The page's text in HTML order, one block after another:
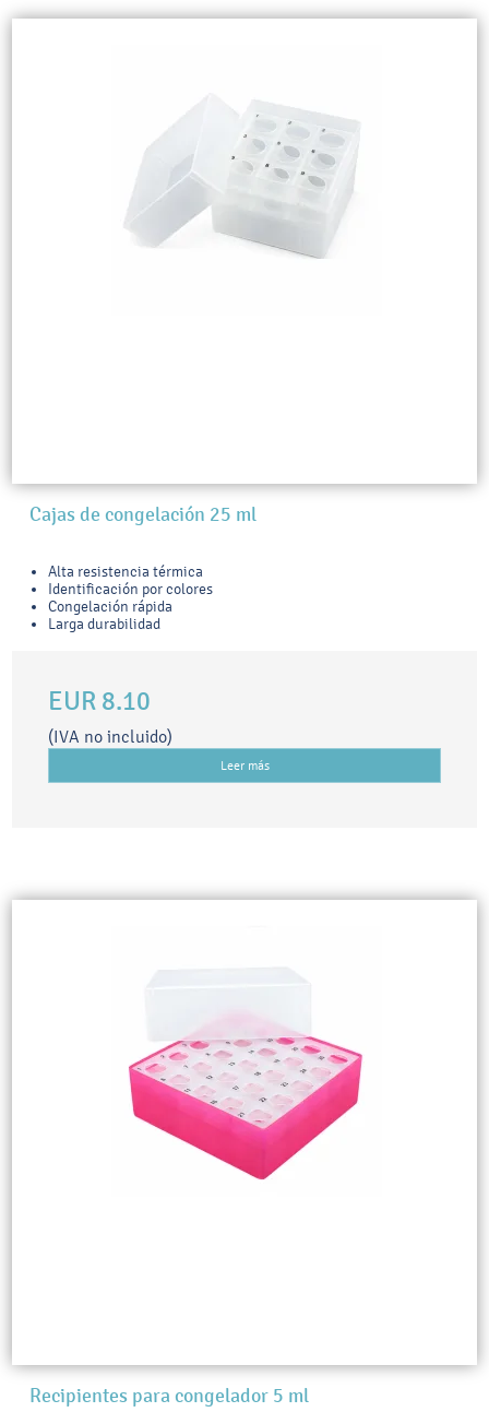
Cajas de congelación 25 ml
Alta resistencia térmica
Identificación por colores
Congelación rápida
Larga durabilidad
EUR 8.10
(IVA no incluido)
Leer más
Recipientes para congelador 5 ml